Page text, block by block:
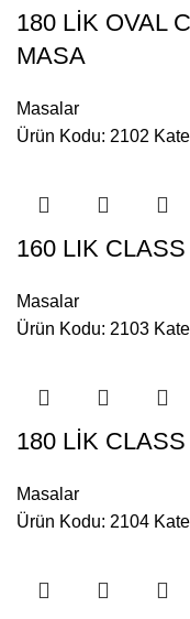
180 LİK OVAL
MASA
Masalar
Ürün Kodu: 2102
160 LIK
Masalar
Ürün Kodu: 2103
180 LİK
Masalar
Ürün Kodu: 2104